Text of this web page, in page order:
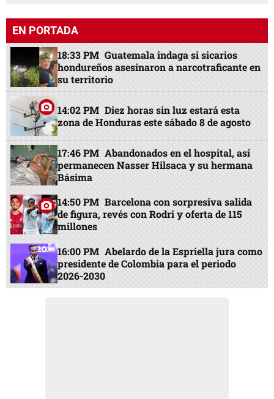
EN PORTADA
18:33 PM Guatemala indaga si sicarios
hondureños asesinaron a narcotraficante en
su territorio
14:02 PM Diez horas sin luz estará esta
zona de Honduras este sábado 8 de agosto
17:46 PM Abandonados en el hospital, así
permanecen Nasser Hilsaca y su hermana
Básima
14:50 PM Barcelona con sorpresiva salida
de figura, revés con Rodri y oferta de 115
millones
16:00 PM Abelardo de la Espriella jura como
presidente de Colombia para el periodo
2026-2030